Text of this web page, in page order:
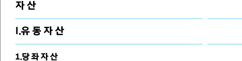
자 산
Ⅰ.유 동 자 산
1.당 좌 자 산